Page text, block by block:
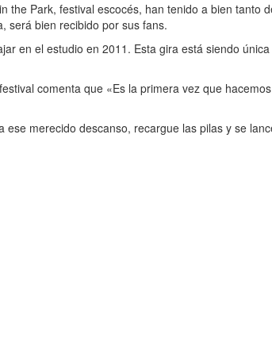
the Park, festival escocés, han tenido a bien tanto
será bien recibido por sus fans.
en el estudio en 2011. Esta gira está siendo
comenta que «Es la primera vez que
merecido descanso, recargue las pilas y se